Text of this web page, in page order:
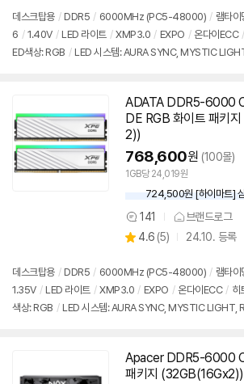
견
데스크탑용 / DDR5 / 6000MHz (PC5-48000) / 램타
6 / 1.40V / LED 라이트 / XMP3.0 / EXPO / 온다이ECC /
ED색상: RGB / LED 시스템: AURA SYNC, MYSTIC
ADATA DDR5-6000
DE RGB 화이트 패키
2))
768,600원 (100몰)
1GB당 24,019원
724,500원 [하이마트]
상
품
견
141 브랜드로그
별
4.6 (상
리
뷰
5) 24.10. 등록
데스크탑용 / DDR5 / 6000MHz (PC5-48000) / 램타
1.35V / LED 라이트 / XMP3.0 / EXPO / 온다이ECC / 히
색상: RGB / LED 시스템: AURA SYNC, MYSTIC LIGHT,
Apacer DDR5-6000
패키지 (32GB(16Gx2))